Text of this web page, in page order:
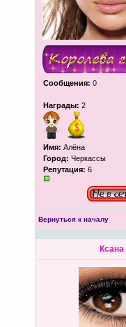
Сообщения: 0
Награды: 2
Имя: Алёна
Город: Черкассы
Репутация: 6
Вернуться к началу
Ксана